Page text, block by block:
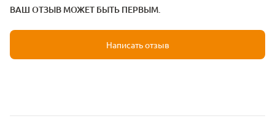
ВАШ ОТЗЫВ МОЖЕТ БЫТЬ ПЕРВЫМ.
Написать отзыв